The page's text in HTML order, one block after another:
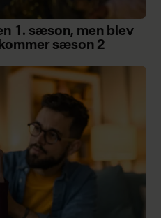
1. sæson, men blev
sæson 2